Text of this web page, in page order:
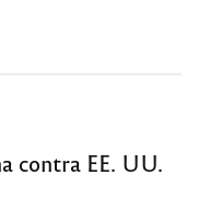
contra EE. UU.